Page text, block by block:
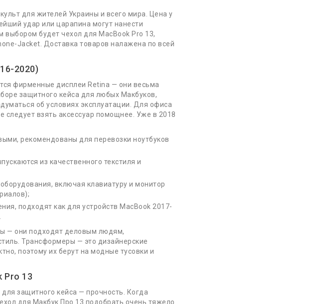
для жителей Украины и всего мира. Цена у
удар или царапина могут нанести
будет чехол для MacBook Pro 13,
Jacket. Доставка товаров налажена по всей
2020)
фирменные дисплеи Retina — они весьма
защитного кейса для любых Макбуков,
об условиях эксплуатации. Для офиса
следует взять аксессуар помощнее. Уже в 2018
рекомендованы для перевозки ноутбуков
из качественного текстиля и
включая клавиатуру и монитор
подходят как для устройств MacBook 2017-
— они подходят деловым людям,
Трансформеры — это дизайнерские
поэтому их берут на модные тусовки и
Pro 13
защитного кейса — прочность. Когда
для Макбук Про 13 подобрать очень тяжело.
Контакты